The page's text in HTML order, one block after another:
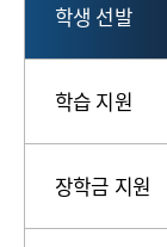
학생 선발
학습 지원
장학금 지원